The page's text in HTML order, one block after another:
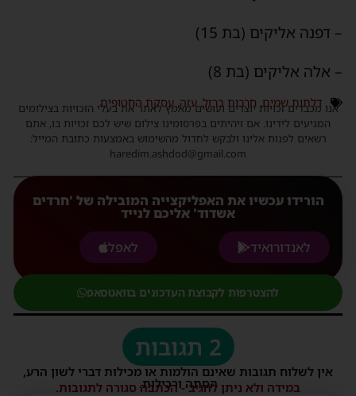
– דפנה אליקים (בת 15)
– אלה אליקים (בת 8)
דלתות שמים, חרבות ברזל,עזה,עסקת החטופים
אנו מכבדים זכויות יוצרים ועושים מאמץ לאתר את בעלי הזכויות בצילומים
המגיעים לידינו. אם זיהיתים בפרסומינו צילום שיש לכם זכויות בו, אתם
רשאים לפנות אלינו ולבקש לחדול מהשימוש באמצעות כתובת המייל:
haredim.ashdod@gmail.com
הורידו עכשיו את האפליקצייה המובילה של 'חרדים
אשדוד' אליכם לנייד
לאנדורואיד
לאפל
להצטרפות לקבוצת העדכונים בוואטסאפ
2 תגובות
אין לשלוח תגובות שאינם הולמות או מכילות דברי לשון הרע,
הסתה ורכילות.
במידה ולא ניתן להגיב - הכתבה סגורה לתגובות.